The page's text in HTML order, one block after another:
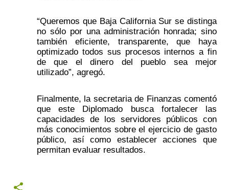
“Queremos que Baja California Sur se distinga
no sólo por una administración honrada; sino
también eficiente, transparente, que haya
optimizado todos sus procesos internos a fin
de que el dinero del pueblo sea mejor
utilizado”, agregó.
Finalmente, la secretaria de Finanzas comentó
que este Diplomado busca fortalecer las
capacidades de los servidores públicos con
más conocimientos sobre el ejercicio de gasto
público, así como establecer acciones que
permitan evaluar resultados.